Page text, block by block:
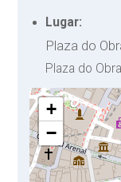
Lugar:
Plaza do
Plaza do
+
−